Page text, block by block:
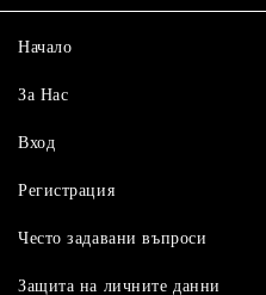
Начало
За Нас
Вход
Регистрация
Често задавани въпроси
Защита на личните данни